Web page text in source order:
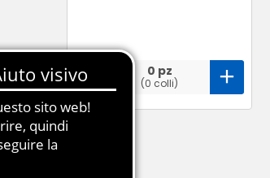
0 pz
(0 colli)